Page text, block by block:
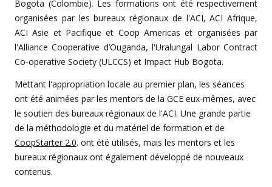
Bogota (Colombie). Les formations ont été respectivement
organisées par les bureaux régionaux de l'ACI, ACI Afrique,
ACI Asie et Pacifique et Coop Americas et organisées par
l'Alliance Cooperative d’Ouganda, l'Uralungal Labor Contract
Co-operative Society (ULCCS) et Impact Hub Bogota.
Mettant l'appropriation locale au premier plan, les séances
ont été animées par les mentors de la GCE eux-mêmes, avec
le soutien des bureaux régionaux de l'ACI. Une grande partie
de la méthodologie et du matériel de formation et de
CoopStarter 2.0. ont été utilisés, mais les mentors et les
bureaux régionaux ont également développé de nouveaux
contenus.